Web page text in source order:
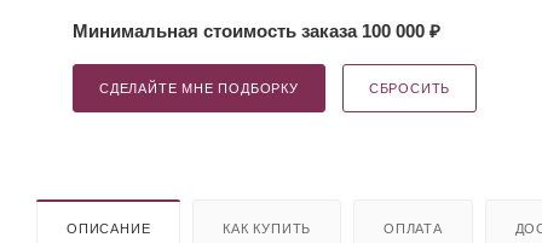
Минимальная стоимость заказа 100 000 ₽
СДЕЛАЙТЕ МНЕ ПОДБОРКУ СБРОСИТЬ
ОПИСАНИЕ КАК КУПИТЬ ОПЛАТА